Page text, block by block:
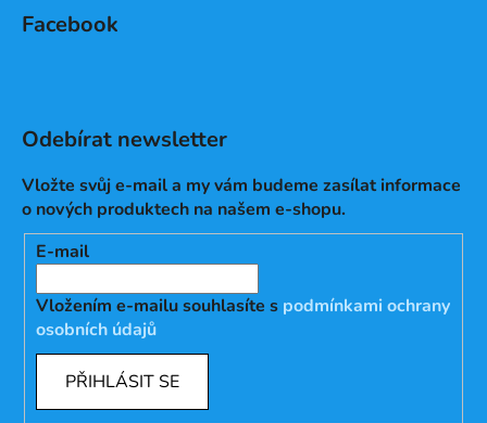
Facebook
Odebírat newsletter
Vložte svůj e-mail a my vám budeme zasílat informace
o nových produktech na našem e-shopu.
E-mail
Vložením e-mailu souhlasíte s podmínkami ochrany
osobních údajů
PŘIHLÁSIT SE